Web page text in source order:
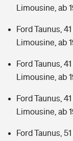
Limousine, ab
Ford Taunus,
Limousine, ab
Ford Taunus,
Limousine, ab
Ford Taunus,
Limousine, ab
Ford Taunus,